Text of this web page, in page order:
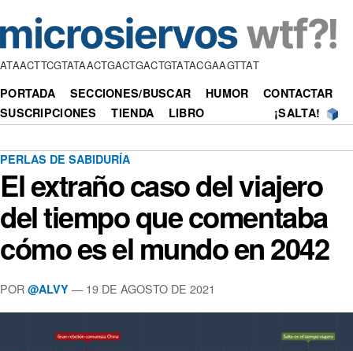
ATAACTTCGTATAACTGACTGACTGTATACGAAGTTAT
PORTADA SECCIONES/BUSCAR HUMOR
CONTACTAR
SUSCRIPCIONES
TIENDA LIBRO ¡SALTA!
PERLAS DE SABIDURÍA
El extraño caso del viajero
del tiempo que comentaba
cómo es el mundo en 2042
POR @ALVY —19 DE AGOSTO DE 2021